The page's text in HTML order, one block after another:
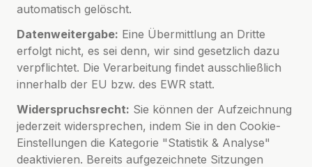
automatisch gelöscht.
Datenweitergabe: Eine Übermittlung an Dritte
erfolgt nicht, es sei denn, wir sind gesetzlich dazu
verpflichtet. Die Verarbeitung findet ausschließlich
innerhalb der EU bzw. des EWR statt.
Widerspruchsrecht: Sie können der Aufzeichnung
jederzeit widersprechen, indem Sie in den Cookie-
Einstellungen die Kategorie "Statistik & Analyse"
deaktivieren. Bereits aufgezeichnete Sitzungen